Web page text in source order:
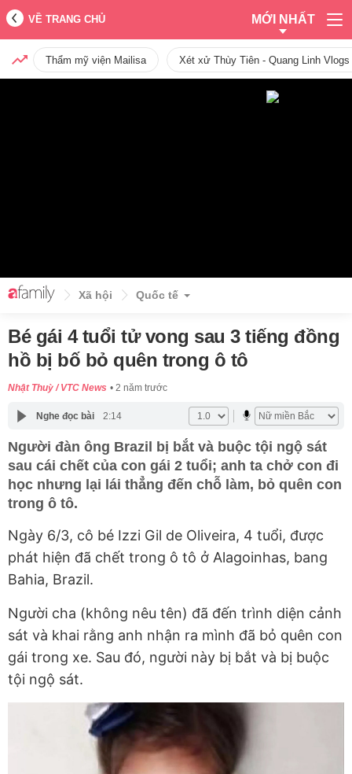
VỀ TRANG CHỦ MỚI NHẤT
Thẩm mỹ viện Mailisa Xét xử Thùy Tiên - Quang Linh
Xã hội Quốc tế
Bé gái 4 tuổi tử vong sau 3 tiếng đồng
hồ bị bố bỏ quên trong ô tô
Nhật Thuỳ / VTC News 2 năm trước
Nghe đọc bài 2:14
Người đàn ông Brazil bị bắt và buộc tội ngộ sát
sau cái chết của con gái 2 tuổi; anh ta chở con đi
học nhưng lại lái thẳng đến chỗ làm, bỏ quên con
trong ô tô.
Ngày 6/3, cô bé Izzi Gil de Oliveira, 4 tuổi, được
phát hiện đã chết trong ô tô ở Alagoinhas, bang
Bahia, Brazil.
Người cha (không nêu tên) đã đến trình diện cảnh
sát và khai rằng anh nhận ra mình đã bỏ quên con
gái trong xe. Sau đó, người này bị bắt và bị buộc
tội ngộ sát.